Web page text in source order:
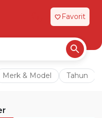
favorite Favorit
Merk & Model Tahun